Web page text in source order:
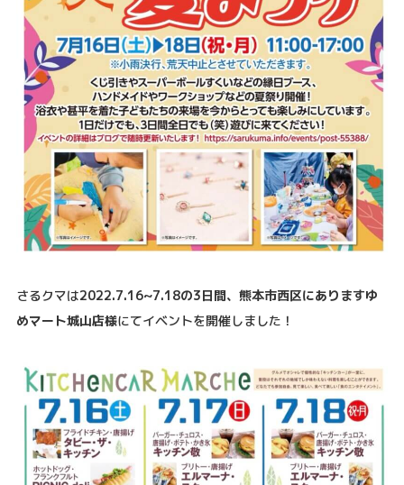
さるクマは2022.7.16~7.18の3日間、熊本市西区にありますゆ
めマート城山店様にてイベントを開催しました！